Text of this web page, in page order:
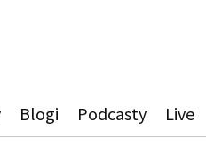
Blogi Podcasty Live